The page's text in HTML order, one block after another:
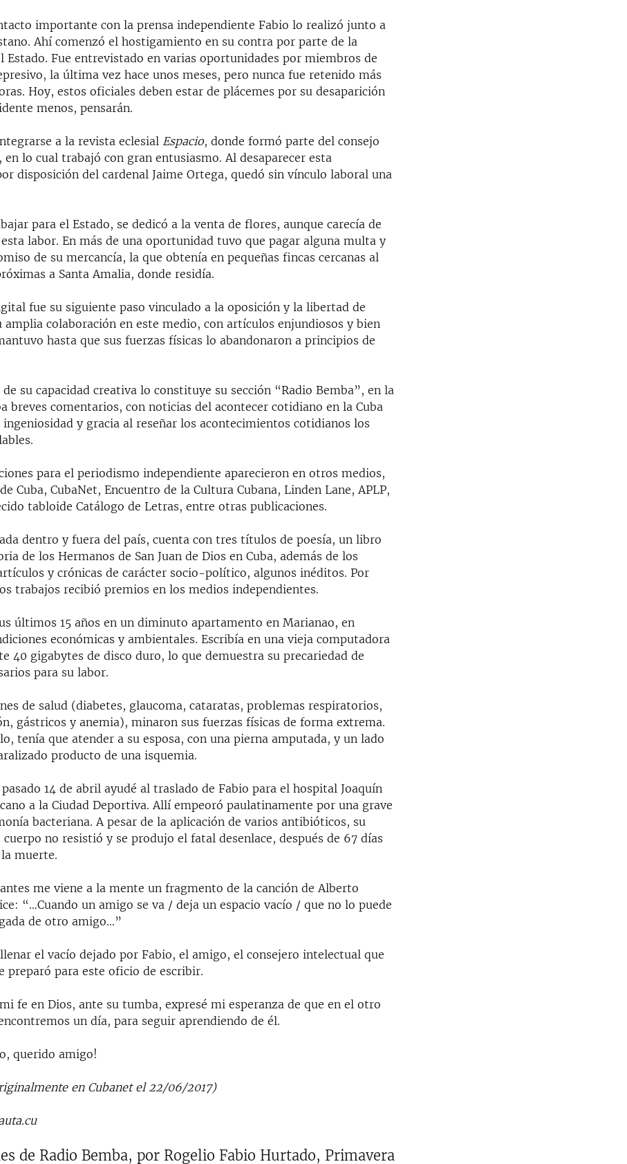
importante con la prensa independiente Fabio lo realizó junto a
Ahí comenzó el hostigamiento en su contra por parte de la
Estado. Fue entrevistado en varias oportunidades por miembros de
la última vez hace unos meses, pero nunca fue retenido más
Hoy, estos oficiales deben estar de plácemes por su desaparición
menos, pensarán.
a la revista eclesial Espacio, donde formó parte del consejo
en lo cual trabajó con gran entusiasmo. Al desaparecer esta
disposición del cardenal Jaime Ortega, quedó sin vínculo laboral una
para el Estado, se dedicó a la venta de flores, aunque carecía de
labor. En más de una oportunidad tuvo que pagar alguna multa y
de su mercancía, la que obtenía en pequeñas fincas cercanas al
a Santa Amalia, donde residía.
fue su siguiente paso vinculado a la oposición y la libertad de
amplia colaboración en este medio, con artículos enjundiosos y bien
hasta que sus fuerzas físicas lo abandonaron a principios de
su capacidad creativa lo constituye su sección “Radio Bemba”, en la
breves comentarios, con noticias del acontecer cotidiano en la Cuba
ingeniosidad y gracia al reseñar los acontecimientos cotidianos los
para el periodismo independiente aparecieron en otros medios,
Cuba, CubaNet, Encuentro de la Cultura Cubana, Linden Lane, APLP,
tabloide Catálogo de Letras, entre otras publicaciones.
dentro y fuera del país, cuenta con tres títulos de poesía, un libro
de los Hermanos de San Juan de Dios en Cuba, además de los
y crónicas de carácter socio-político, algunos inéditos. Por
trabajos recibió premios en los medios independientes.
últimos 15 años en un diminuto apartamento en Marianao, en
económicas y ambientales. Escribía en una vieja computadora
40 gigabytes de disco duro, lo que demuestra su precariedad de
para su labor.
de salud (diabetes, glaucoma, cataratas, problemas respiratorios,
gástricos y anemia), minaron sus fuerzas físicas de forma extrema.
tenía que atender a su esposa, con una pierna amputada, y un lado
producto de una isquemia.
14 de abril ayudé al traslado de Fabio para el hospital Joaquín
a la Ciudad Deportiva. Allí empeoró paulatinamente por una grave
bacteriana. A pesar de la aplicación de varios antibióticos, su
cuerpo no resistió y se produjo el fatal desenlace, después de 67 días
muerte.
me viene a la mente un fragmento de la canción de Alberto
“…Cuando un amigo se va / deja un espacio vacío / que no lo puede
de otro amigo…”
el vacío dejado por Fabio, el amigo, el consejero intelectual que
preparó para este oficio de escribir.
fe en Dios, ante su tumba, expresé mi esperanza de que en el otro
un día, para seguir aprendiendo de él.
querido amigo!
en Cubanet el 22/06/2017)
de Radio Bemba, por Rogelio Fabio Hurtado, Primavera